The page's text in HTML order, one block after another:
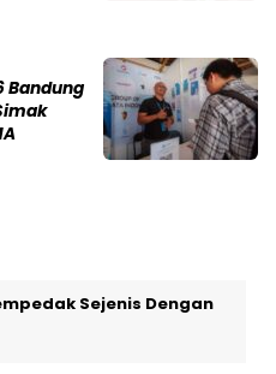
Bandung
Sejenis Dengan